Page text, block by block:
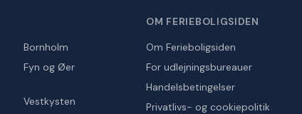
Bornholm
Fyn og Øer
Vestkysten
OM FERIEBOLIGSIDEN
Om Ferieboligsiden
For udlejningsbureauer
Handelsbetingelser
Privatlivs- og cookiepolitik